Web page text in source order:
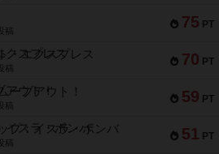
75 PT
稿
70 PT
・エクスプレス
稿
59 PT
ーブアウト！
稿
51 PT
プ：イスラ・ボンバ
稿